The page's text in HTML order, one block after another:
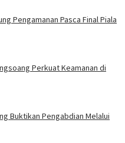
Pengamanan Pasca Final Piala
Perkuat Keamanan di
Buktikan Pengabdian Melalui